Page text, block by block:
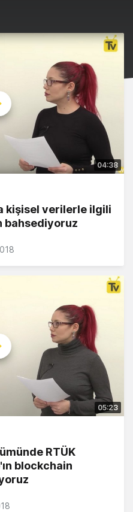
kişisel verilerle ilgili
bahsediyoruz
04:38
RTÜK
blockchain
05:23